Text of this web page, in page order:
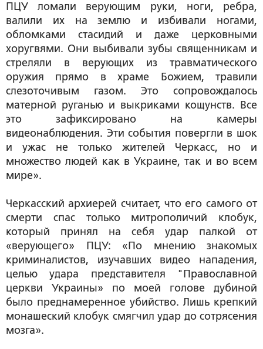
ПЦУ ломали верующим руки, ноги, ребра,
валили их на землю и избивали ногами,
обломками стасидий и даже церковными
хоругвями. Они выбивали зубы священникам и
стреляли в верующих из травматического
оружия прямо в храме Божием, травили
слезоточивым газом. Это сопровождалось
матерной руганью и выкриками кощунств. Все
это зафиксировано на камеры
видеонаблюдения. Эти события повергли в шок
и ужас не только жителей Черкасс, но и
множество людей как в Украине, так и во всем
мире».
Черкасский архиерей считает, что его самого от
смерти спас только митрополичий клобук,
который принял на себя удар палкой от
«верующего» ПЦУ: «По мнению знакомых
криминалистов, изучавших видео нападения,
целью удара представителя "Православной
церкви Украины» по моей голове дубиной
было преднамеренное убийство. Лишь крепкий
монашеский клобук смягчил удар до сотрясения
мозга».